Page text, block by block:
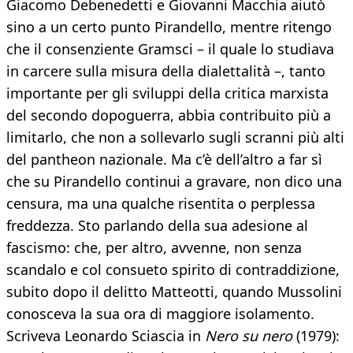
Giacomo Debenedetti e Giovanni Macchia aiutò
sino a un certo punto Pirandello, mentre ritengo
che il consenziente Gramsci – il quale lo studiava
in carcere sulla misura della dialettalità –, tanto
importante per gli sviluppi della critica marxista
del secondo dopoguerra, abbia contribuito più a
limitarlo, che non a sollevarlo sugli scranni più alti
del pantheon nazionale. Ma c’è dell’altro a far sì
che su Pirandello continui a gravare, non dico una
censura, ma una qualche risentita o perplessa
freddezza. Sto parlando della sua adesione al
fascismo: che, per altro, avvenne, non senza
scandalo e col consueto spirito di contraddizione,
subito dopo il delitto Matteotti, quando Mussolini
conosceva la sua ora di maggiore isolamento.
Scriveva Leonardo Sciascia in Nero su nero(1979):